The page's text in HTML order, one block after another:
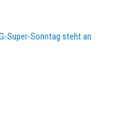
Super-Sonntag steht an